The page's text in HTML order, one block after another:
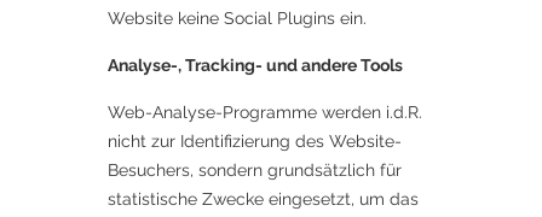
Website keine Social Plugins ein.
Analyse-, Tracking- und andere Tools
Web-Analyse-Programme werden i.d.R.
nicht zur Identifizierung des Website-
Besuchers, sondern grundsätzlich für
statistische Zwecke eingesetzt, um das